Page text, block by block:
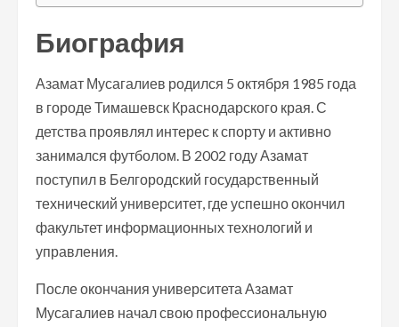
Биография
Азамат Мусагалиев родился 5 октября 1985 года
в городе Тимашевск Краснодарского края. С
детства проявлял интерес к спорту и активно
занимался футболом. В 2002 году Азамат
поступил в Белгородский государственный
технический университет, где успешно окончил
факультет информационных технологий и
управления.
После окончания университета Азамат
Мусагалиев начал свою профессиональную